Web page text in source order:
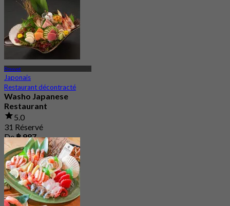
Prawet
Japonais
Restaurant décontracté
Washo Japanese
Restaurant
5.0
31 Réservé
De฿ 987